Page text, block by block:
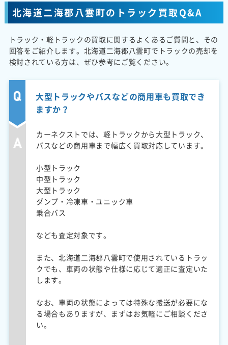
北海道二海郡八雲町のトラック買取Q&A
トラック・軽トラックの買取に関するよくあるご質問と、その
回答をご紹介します。北海道二海郡八雲町でトラックの売却を
検討されている方は、ぜひ参考にご覧ください。
大型トラックやバスなどの商用車も買取でき
ますか？
カーネクストでは、軽トラックから大型トラック、
バスなどの商用車まで幅広く買取対応しています。
小型トラック
中型トラック
大型トラック
ダンプ・冷凍車・ユニック車
乗合バス
なども査定対象です。
また、北海道二海郡八雲町で使用されているトラッ
クでも、車両の状態や仕様に応じて適正に査定いた
します。
なお、車両の状態によっては特殊な搬送が必要にな
る場合もありますが、まずはお気軽にご相談くださ
い。